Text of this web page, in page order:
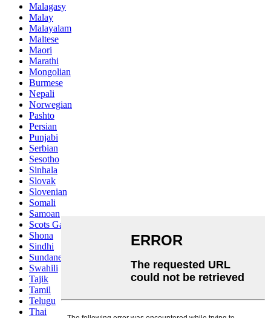
Malagasy
Malay
Malayalam
Maltese
Maori
Marathi
Mongolian
Burmese
Nepali
Norwegian
Pashto
Persian
Punjabi
Serbian
Sesotho
Sinhala
Slovak
Slovenian
Somali
Samoan
Scots Gaelic
Shona
Sindhi
Sundanese
Swahili
Tajik
Tamil
Telugu
Thai